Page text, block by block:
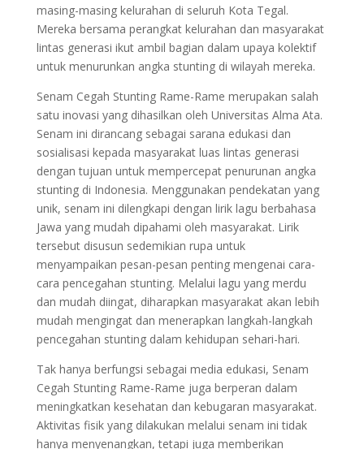
masing-masing kelurahan di seluruh Kota Tegal.
Mereka bersama perangkat kelurahan dan masyarakat
lintas generasi ikut ambil bagian dalam upaya kolektif
untuk menurunkan angka stunting di wilayah mereka.
Senam Cegah Stunting Rame-Rame merupakan salah
satu inovasi yang dihasilkan oleh Universitas Alma Ata.
Senam ini dirancang sebagai sarana edukasi dan
sosialisasi kepada masyarakat luas lintas generasi
dengan tujuan untuk mempercepat penurunan angka
stunting di Indonesia. Menggunakan pendekatan yang
unik, senam ini dilengkapi dengan lirik lagu berbahasa
Jawa yang mudah dipahami oleh masyarakat. Lirik
tersebut disusun sedemikian rupa untuk
menyampaikan pesan-pesan penting mengenai cara-
cara pencegahan stunting. Melalui lagu yang merdu
dan mudah diingat, diharapkan masyarakat akan lebih
mudah mengingat dan menerapkan langkah-langkah
pencegahan stunting dalam kehidupan sehari-hari.
Tak hanya berfungsi sebagai media edukasi, Senam
Cegah Stunting Rame-Rame juga berperan dalam
meningkatkan kesehatan dan kebugaran masyarakat.
Aktivitas fisik yang dilakukan melalui senam ini tidak
hanya menyenangkan, tetapi juga memberikan